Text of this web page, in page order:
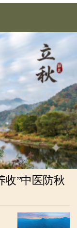
收”中医防秋